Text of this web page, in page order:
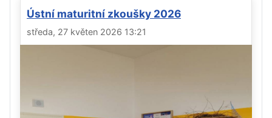
Ústní maturitní zkoušky 2026
středa, 27 květen 2026 13:21